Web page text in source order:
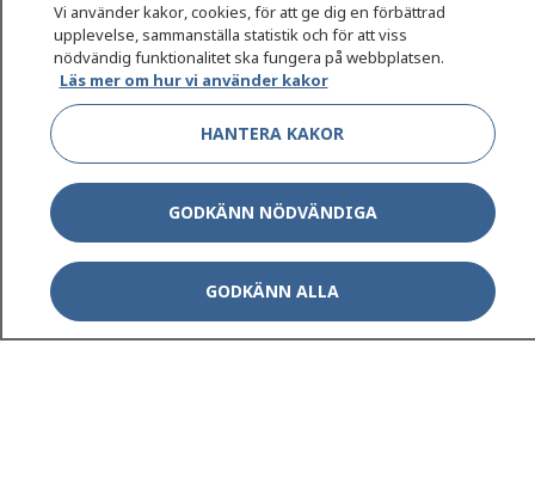
1177–tryggt om din hälsa och vård
På 1177.se får du råd om hälsa och information om
sjukdomar och vilka mottagningar du kan kontakta.
Logga in för att läsa din journal och göra dina
vårdärenden. Ring telefonnummer 1177 för
sjukvårdsrådgivning dygnet runt.
1177 ger dig råd när du vill må bättre.
Vi använder kakor, cookies, för att ge dig en förbättrad
upplevelse, sammanställa statistik och för att viss
nödvändig funktionalitet ska fungera på webbplatsen.
Läs mer om hur vi använder kakor
HANTERA KAKOR
GODKÄNN NÖDVÄNDIGA
GODKÄNN ALLA